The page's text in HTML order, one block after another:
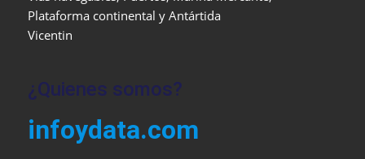
Plataforma continental y Antártida
Vicentin
¿Quienes somos?
infoydata.com